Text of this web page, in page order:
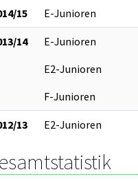
15 E-Junioren
14 E-Junioren
E2-Junioren
F-Junioren
13 E2-Junioren